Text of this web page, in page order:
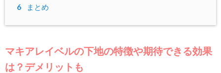
6 まとめ
マキアレイベルの下地の特徴や期待できる効果
は？デメリットも